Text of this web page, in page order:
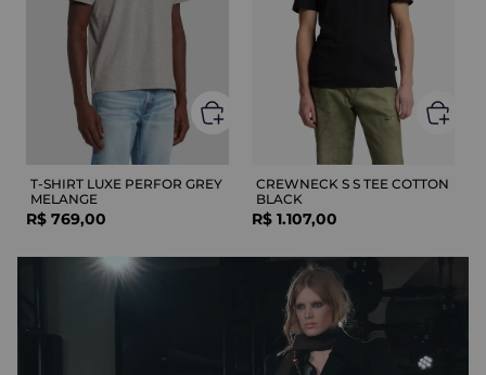
T-SHIRT LUXE PERFOR GREY
MELANGE
R$ 769,00
CREWNECK S S TEE COTTON
BLACK
R$ 1.107,00